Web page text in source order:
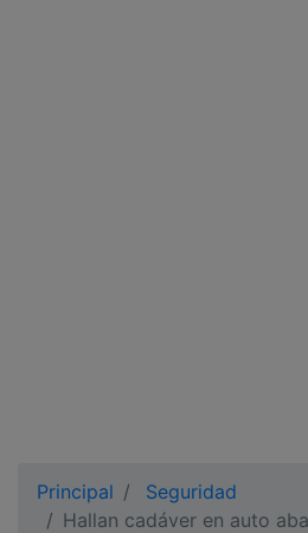
Principal
Seguridad
Hallan cadáver en auto